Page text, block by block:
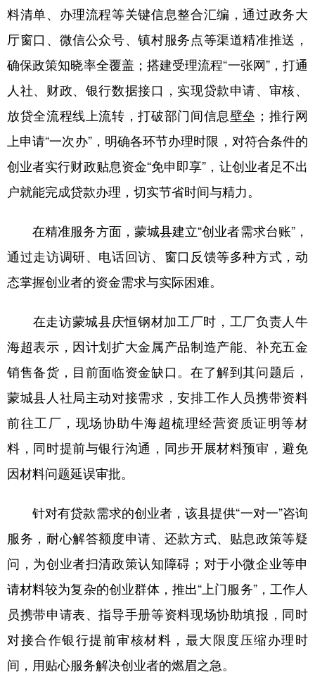
浙江 安徽 福建 江西
山东 河南 湖北 湖南
四川 贵州 云南 西藏
陕西 甘肃 青海 宁夏
新疆 内蒙古 黑龙江
多语种频道
English Español Français عربى
Русский язык 日本語
Deutsch Português
料清单、办理流程等关键信息整合汇编，通过政务大
厅窗口、微信公众号、镇村服务点等渠道精准推送，
确保政策知晓率全覆盖；搭建受理流程“一张网”，打通
人社、财政、银行数据接口，实现贷款申请、审核、
放贷全流程线上流转，打破部门间信息壁垒；推行网
上申请“一次办”，明确各环节办理时限，对符合条件的
创业者实行财政贴息资金“免申即享”，让创业者足不出
户就能完成贷款办理，切实节省时间与精力。
在精准服务方面，蒙城县建立“创业者需求台账”，
通过走访调研、电话回访、窗口反馈等多种方式，动
态掌握创业者的资金需求与实际困难。
在走访蒙城县庆恒钢材加工厂时，工厂负责人牛
海超表示，因计划扩大金属产品制造产能、补充五金
销售备货，目前面临资金缺口。在了解到其问题后，
蒙城县人社局主动对接需求，安排工作人员携带资料
前往工厂，现场协助牛海超梳理经营资质证明等材
料，同时提前与银行沟通，同步开展材料预审，避免
因材料问题延误审批。
针对有贷款需求的创业者，该县提供“一对一”咨询
服务，耐心解答额度申请、还款方式、贴息政策等疑
问，为创业者扫清政策认知障碍；对于小微企业等申
请材料较为复杂的创业群体，推出“上门服务”，工作人
员携带申请表、指导手册等资料现场协助填报，同时
对接合作银行提前审核材料，最大限度压缩办理时
间，用贴心服务解决创业者的燃眉之急。